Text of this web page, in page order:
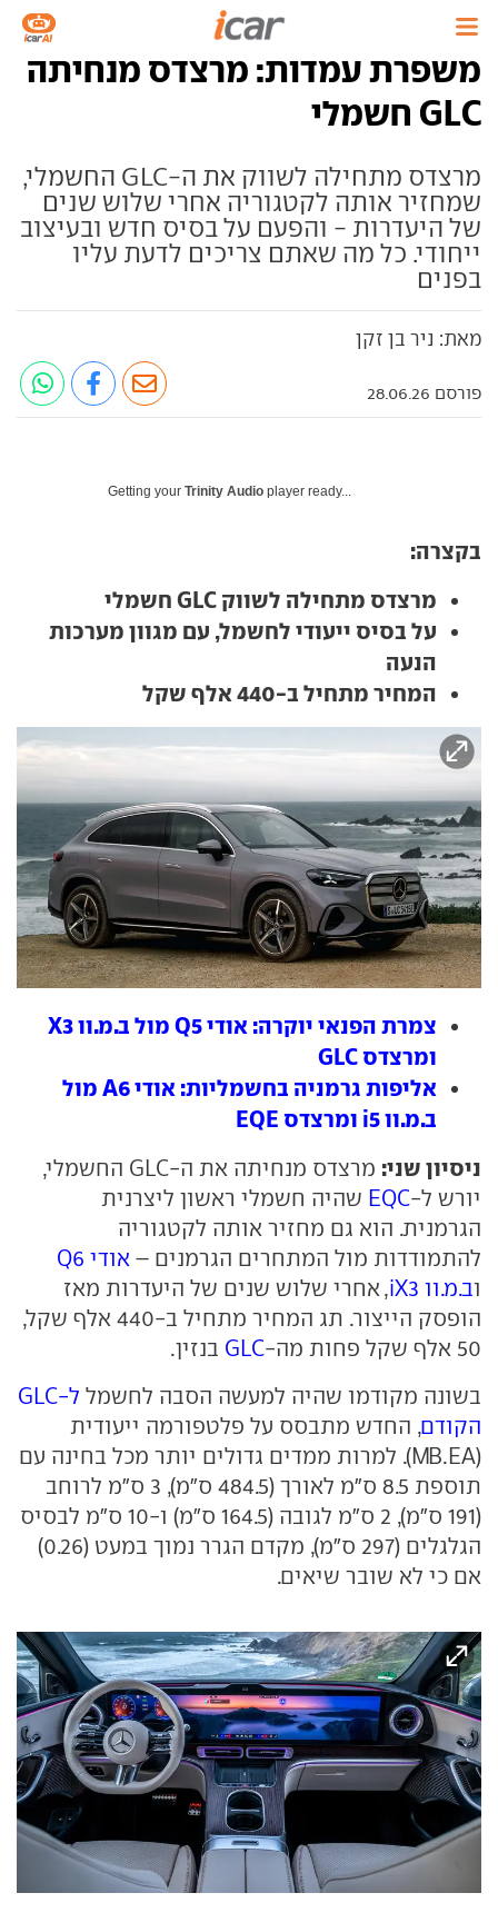
משפרת עמדות: מרצדס מנחיתה
GLC חשמלי
מרצדס מתחילה לשווק את ה-GLC החשמלי,
שמחזיר אותה לקטגוריה אחרי שלוש שנים
של היעדרות - והפעם על בסיס חדש ובעיצוב
ייחודי. כל מה שאתם צריכים לדעת עליו
בפנים
מאת: ניר בן זקן
פורסם 28.06.26
Getting your Trinity Audio player ready...
בקצרה:
מרצדס מתחילה לשווק GLC חשמלי
על בסיס ייעודי לחשמל, עם מגוון מערכות
הנעה
המחיר מתחיל ב-440 אלף שקל
צמרת הפנאי יוקרה: אודי Q5 מול ב.מ.וו X3
ומרצדס GLC
אליפות גרמניה בחשמליות: אודי A6 מול
ב.מ.וו i5 ומרצדס EQE
ניסיון שני:
מרצדס מנחיתה את ה-GLC החשמלי,
יורש ל-EQC שהיה חשמלי ראשון ליצרנית
הגרמנית. הוא גם מחזיר אותה לקטגוריה
להתמודדות מול המתחרים הגרמנים – אודי Q6
וב.מ.וו iX3
, אחרי שלוש שנים של היעדרות מאז
הופסק הייצור. תג המחיר מתחיל ב-440 אלף שקל,
50 אלף שקל פחות מה-
GLC בנזין.
בשונה מקודמו שהיה למעשה הסבה לחשמל
ל-GLC
הקודם, החדש מתבסס על פלטפורמה ייעודית
(MB.EA). למרות ממדים גדולים יותר מכל בחינה עם
תוספת 8.5 ס"מ לאורך (484.5 ס"מ), 3 ס"מ לרוחב
(191 ס"מ), 2 ס"מ לגובה (164.5 ס"מ) ו-10 ס"מ לבסיס
הגלגלים (297 ס"מ), מקדם הגרר נמוך במעט (0.26)
אם כי לא שובר שיאים.